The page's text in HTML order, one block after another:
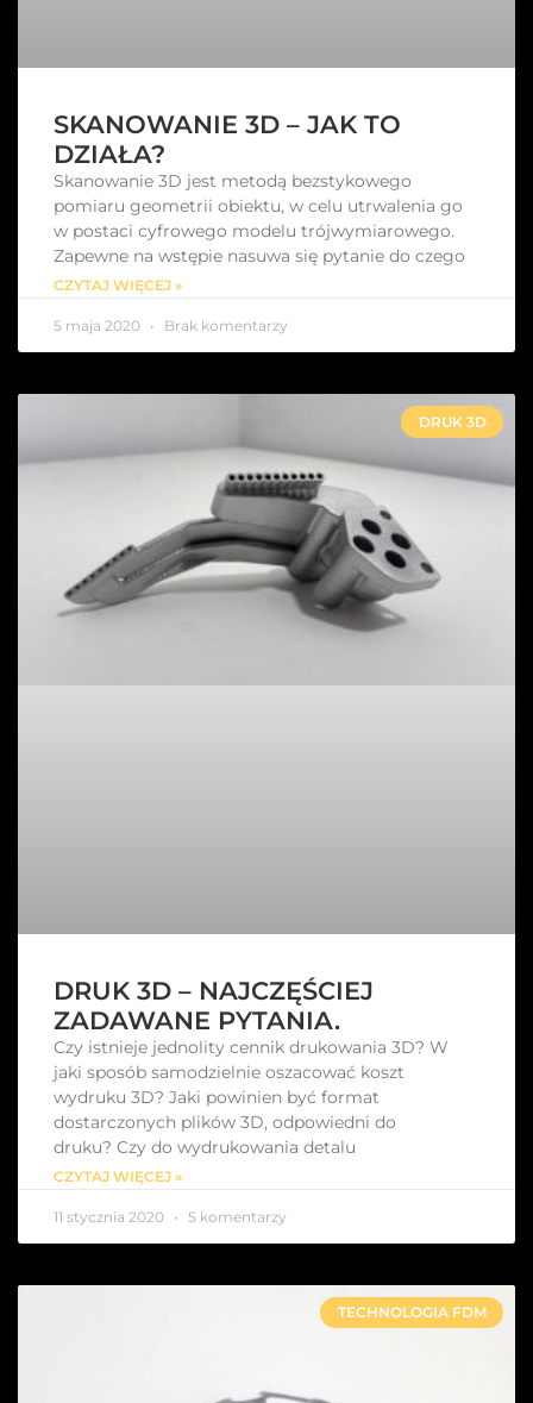
SKANOWANIE 3D – JAK TO
DZIAŁA?
Skanowanie 3D jest metodą bezstykowego
pomiaru geometrii obiektu, w celu utrwalenia go
w postaci cyfrowego modelu trójwymiarowego.
Zapewne na wstępie nasuwa się pytanie do czego
CZYTAJ WIĘCEJ »
5 maja 2020 Brak komentarzy
DRUK 3D
DRUK 3D – NAJCZĘŚCIEJ
ZADAWANE PYTANIA.
Czy istnieje jednolity cennik drukowania 3D? W
jaki sposób samodzielnie oszacować koszt
wydruku 3D? Jaki powinien być format
dostarczonych plików 3D, odpowiedni do
druku? Czy do wydrukowania detalu
CZYTAJ WIĘCEJ »
11 stycznia 2020 5 komentarzy
TECHNOLOGIA FDM